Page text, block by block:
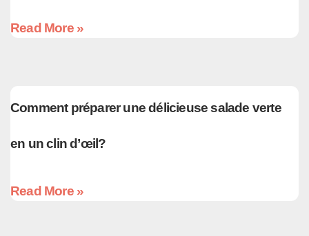
Read More »
Comment préparer une délicieuse salade verte
en un clin d’œil?
Read More »